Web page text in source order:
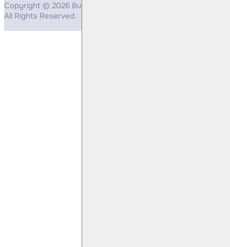
Copyright © 2026 Bulls Yatırım Menkul Değerler
All Rights Reserved.